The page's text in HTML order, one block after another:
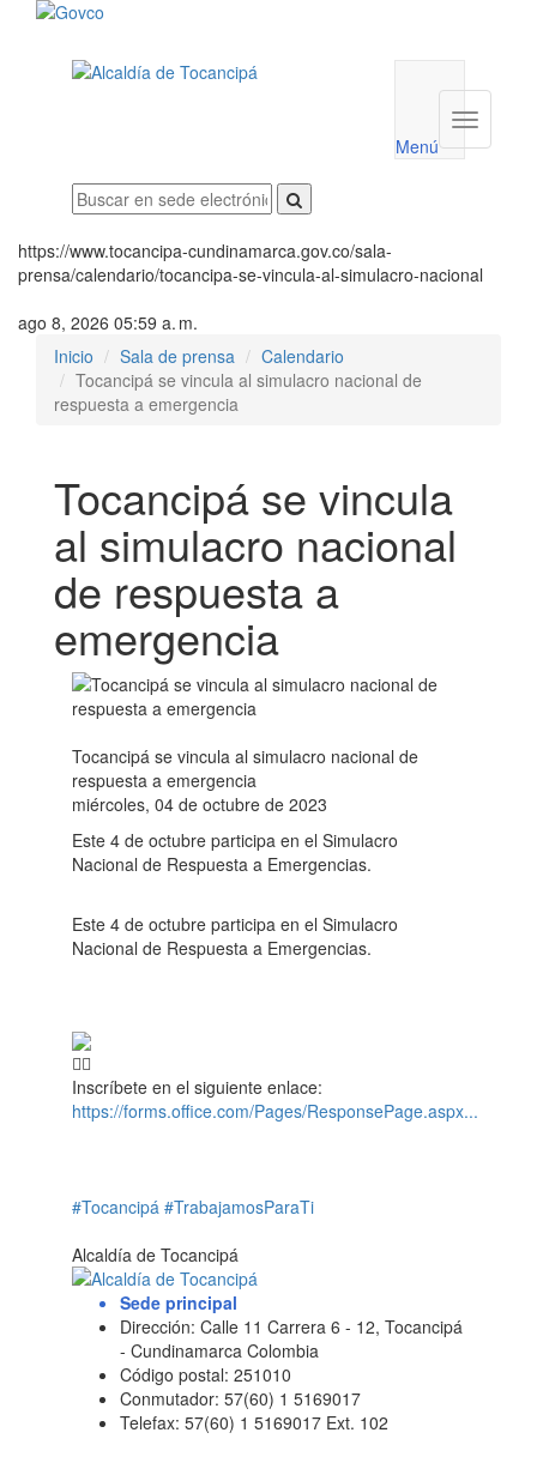
utilidades
Menú
Menú
https://www.tocancipa-cundinamarca.gov.co/sala-
prensa/calendario/tocancipa-se-vincula-al-simulacro-nacional
ago 8, 2026 05:59 a. m.
Inicio
Sala de prensa
Calendario
Tocancipá se vincula al simulacro nacional de
respuesta a emergencia
Tocancipá se vincula
al simulacro nacional
de respuesta a
emergencia
Tocancipá se vincula al simulacro nacional de
respuesta a emergencia
miércoles, 04 de octubre de 2023
Este 4 de octubre participa en el Simulacro
Nacional de Respuesta a Emergencias.
Este 4 de octubre participa en el Simulacro
Nacional de Respuesta a Emergencias.
Inscríbete en el siguiente enlace:
https://forms.office.com/Pages/ResponsePage.aspx...
#Tocancipá #TrabajamosParaTi
Alcaldía de Tocancipá
Sede principal
Dirección: Calle 11 Carrera 6 - 12, Tocancipá
- Cundinamarca Colombia
Código postal: 251010
Conmutador: 57(60) 1 5169017
Telefax: 57(60) 1 5169017 Ext. 102